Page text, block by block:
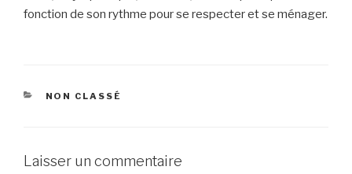
fonction de son rythme pour se respecter et se ménager.
CATÉGORIES
NON CLASSÉ
Laisser un commentaire